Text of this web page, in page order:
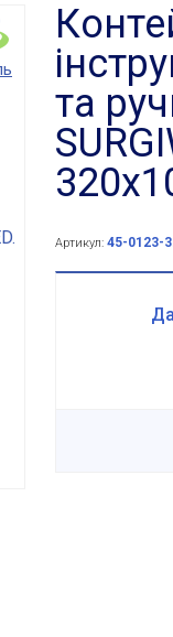
та
Артикул: 45-0123-